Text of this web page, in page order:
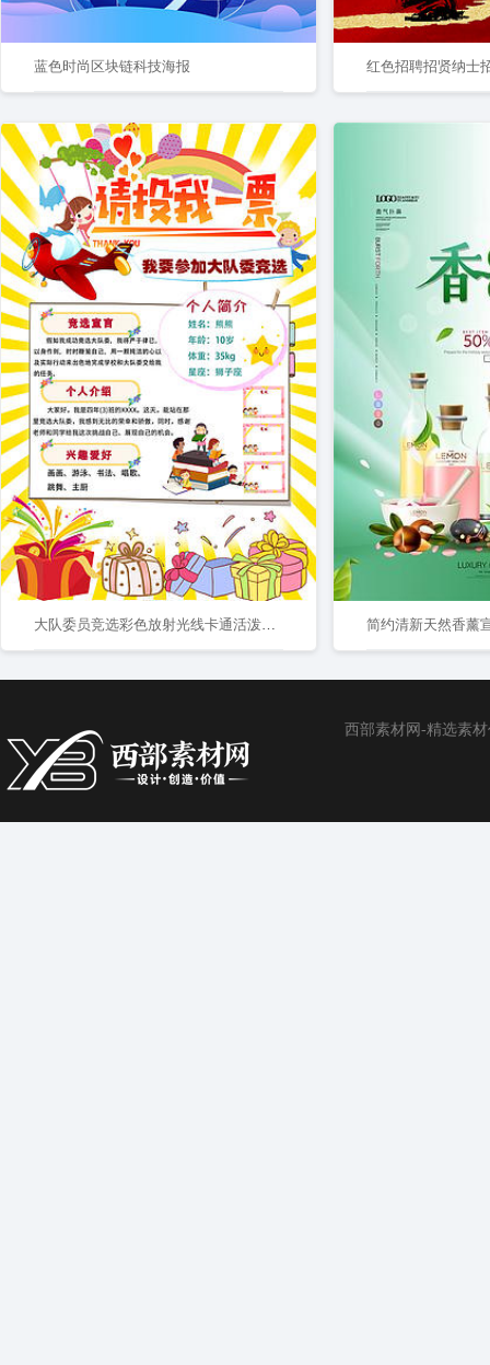
蓝色时尚区块链科技海报 红色招聘招贤纳士
大队委员竞选彩色放射光线卡通活泼请投我一票大队长海报 简约清新天然香薰
西部素材网-精选素